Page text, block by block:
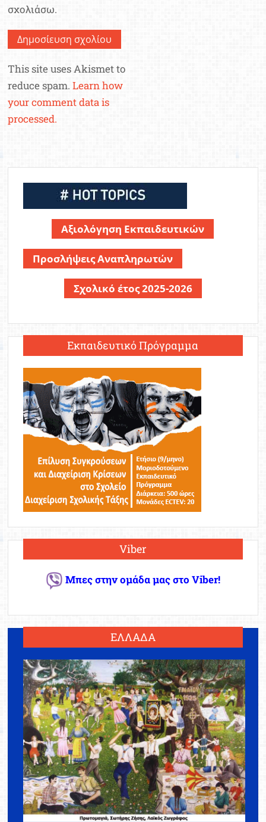
σχολιάσω.
This site uses Akismet to
reduce spam.Learn how
your comment data is
processed.
Αξιολόγηση Εκπαιδευτικών
Προσλήψεις Αναπληρωτών
Σχολικό έτος 2025-2026
Εκπαιδευτικό Πρόγραμμα
Viber
Μπες στην ομάδα μας στο Viber!
ΕΛΛΑΔΑ